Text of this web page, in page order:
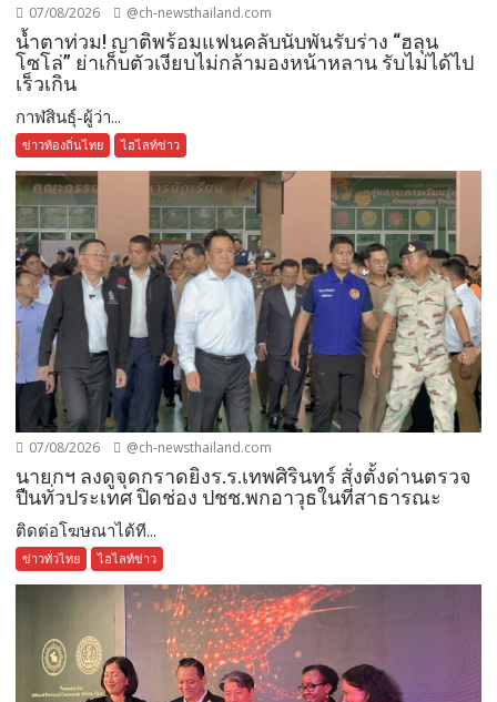
07/08/2026 @ch-newsthailand.com
น้ำตาท่วม! ญาติพร้อมแฟนคลับนับพันรับร่าง “ฮลุน
โซโล่” ย่าเก็บตัวเงียบไม่กล้ามองหน้าหลาน รับไม่ได้ไป
เร็วเกิน
กาฬสินธุ์-ผู้ว่า...
ข่าวท้องถิ่นไทย ไฮไลท์ข่าว
07/08/2026 @ch-newsthailand.com
นายกฯ ลงดูจุดกราดยิงร.ร.เทพศิรินทร์ สั่งตั้งด่านตรวจ
ปืนทั่วประเทศ ปิดช่อง ปชช.พกอาวุธในที่สาธารณะ
ติดต่อโฆษณาได้ที...
ข่าวทั่วไทย ไฮไลท์ข่าว